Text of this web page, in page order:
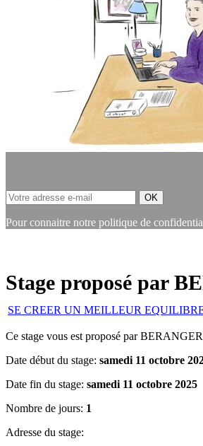
Pour connaitre notre politique de
Stage proposé par
SE CREER UN MEILLEUR
Ce stage vous est proposé par
Date début du stage: samedi 11 octobre
Date fin du stage: samedi 11 octobre 2025
Nombre de jours: 1
Adresse du stage: